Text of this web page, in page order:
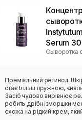
Serum
Сыворотка
Преміальний ретинол.
стає більш пружною,
Засіб чудово вирівнює
робить дрібні зморшки
схожа на рідкий крем,